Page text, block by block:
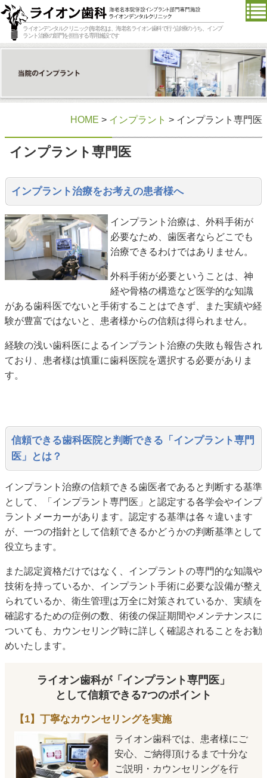
ライオンデンタルクリニック(海老名)は、海老名ライオン歯科で行う診療のうち、インプ
ラント治療の部門を担当する専用施設です
HOME > インプラント > インプラント専門医
インプラント専門医
インプラント治療をお考えの患者様へ
インプラント治療は、外科手術が
必要なため、歯医者ならどこでも
治療できるわけではありません。
外科手術が必要ということは、神
経や骨格の構造など医学的な知識
がある歯科医でないと手術することはできず、また実績や経
験が豊富ではないと、患者様からの信頼は得られません。
経験の浅い歯科医によるインプラント治療の失敗も報告され
ており、患者様は慎重に歯科医院を選択する必要がありま
す。
信頼できる歯科医院と判断できる「インプラント専門
医」とは？
インプラント治療の信頼できる歯医者であると判断する基準
として、「インプラント専門医」と認定する各学会やインプ
ラントメーカーがあります。認定する基準は各々違います
が、一つの指針として信頼できるかどうかの判断基準として
役立ちます。
また認定資格だけではなく、インプラントの専門的な知識や
技術を持っているか、インプラント手術に必要な設備が整え
られているか、衛生管理は万全に対策されているか、実績を
確認するための症例の数、術後の保証期間やメンテナンスに
ついても、カウンセリング時に詳しく確認されることをお勧
めいたします。
ライオン歯科が「インプラント専門医」
として信頼できる7つのポイント
【1】丁寧なカウンセリングを実施
ライオン歯科では、患者様にご
安心、ご納得頂けるまで十分な
ご説明・カウンセリングを行